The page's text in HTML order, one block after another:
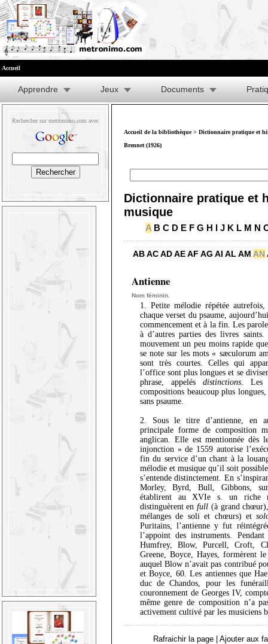
Accueil
Apprendre Jeux Documents
Rechercher sur metronimo.com avec
Accueil de la bibliothèque> Dictionnaire pratique et
Brennet (1926)
Dictionnaire pratique et
musique
A B C D E F G H I J K L M N
ABACADAEAF AG AI AL AM AN
Antienne
Nom féminin.
1. Petite mélodie répétée
chaque verset du psaume,
commencement et à la fin. Les
à d’autres parties des livres
mouvement un peu moins rapide
se note sur les mots « sæculorum
sont très courtes. Celles qui
l’office sont plus longues et se
phrase, appelésdistinctions.
compositions beaucoup plus
sans psaume.
2. Sous le titre d’antienne, en
principale forme de composition
anglican. Elle est mentionnée dès
injonction » de 1559 autorise
fin du service d’un chant à la
mélodie et musique qu’il soit
s’entende distinctement. En
Morley, Byrd, Bull, Gibbons,
établirent au XVIe s. un riche
distinguèrent enfull (à grand
mélanges de soli et chœurs) et
Puritains, l’antienne y fut
l’appoint des instruments.
Humfrey, Blow, Purcell, Croft,
Greene, Boyce, Hayes, formèrent
auquel Blow n’avait pas contribué
et Boyce, 60. Les antiennes que
duc de Chandos, pour les
couronnement de Georges IV,
même genre de composition n’a
activement cultivé par les musiciens
Rafraichir la page Ajouter aux